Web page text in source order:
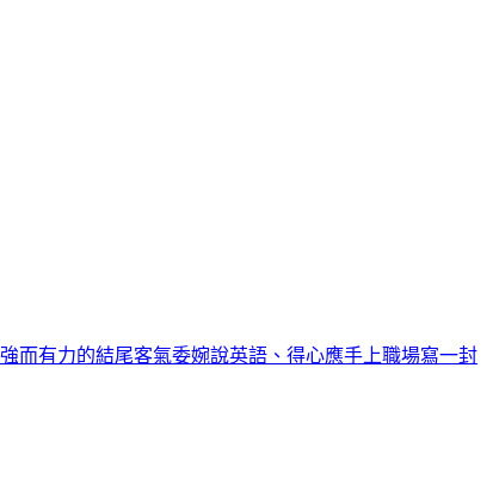
而有力的結尾客氣委婉說英語、得心應手上職場寫一封